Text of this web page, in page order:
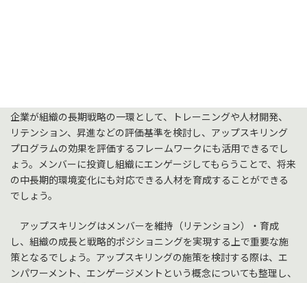
企業が組織の長期戦略の一環として、トレーニングや人材開発、
リテンション、昇進などの評価基準を検討し、アップスキリング
プログラムの効果を評価するフレームワークにも活用できるでし
ょう。メンバーに投資し組織にエンゲージしてもらうことで、将来
の中長期的環境変化にも対応できる人材を育成することができる
でしょう。
アップスキリングはメンバーを維持（リテンション）・育成
し、組織の成長と戦略的ポジショニングを実現する上で重要な施
策となるでしょう。アップスキリングの施策を検討する際は、エ
ンパワーメント、エンゲージメントという概念についても整理し、